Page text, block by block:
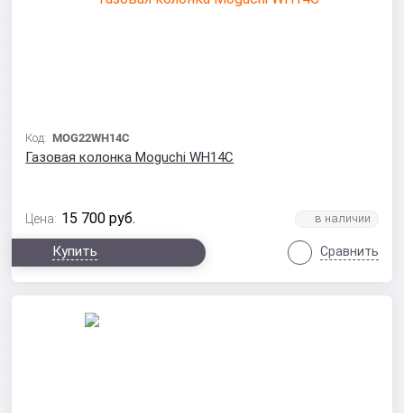
Код:MOG22WH14C
Газовая колонка Moguchi WH14C
Цена: 15 700 руб.
Купить Сравнить